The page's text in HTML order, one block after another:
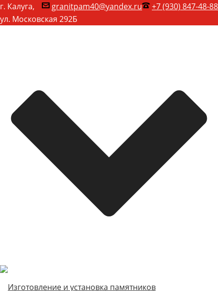
+7 (930) 847-48-88
granitpam40@yandex.ru
г. Калуга,
ул. Московская 292Б